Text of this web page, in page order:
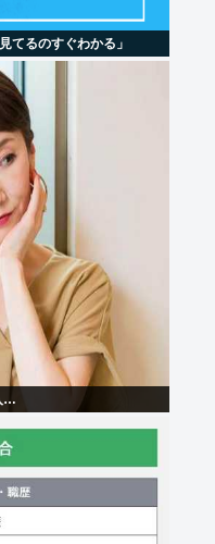
てるのすぐわかる」
…